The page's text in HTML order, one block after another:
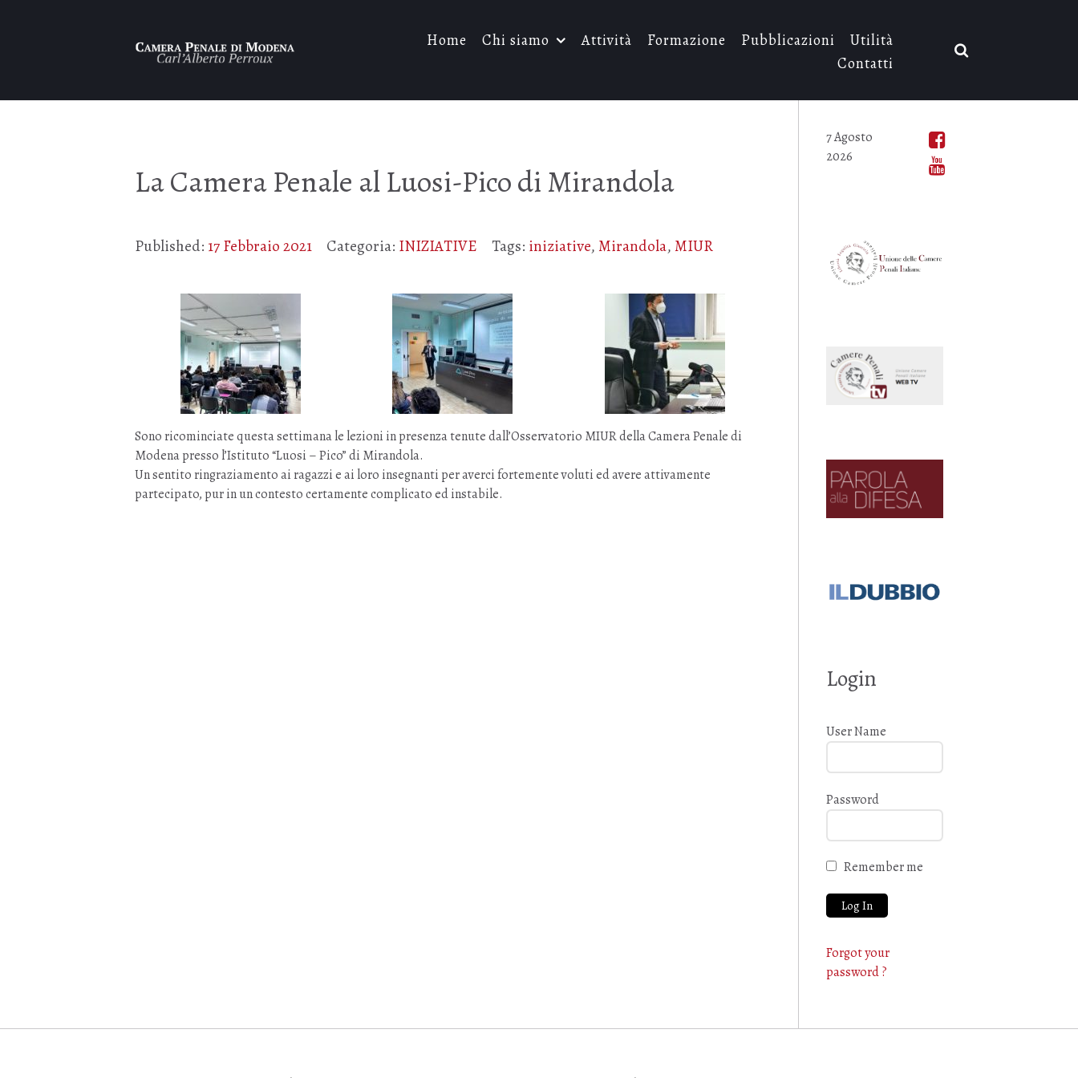
Home Chi siamo Attività Formazione Pubblicazioni
Utilità
Contatti
La Camera Penale al Luosi-Pico di Mirandola
Published: 17 Febbraio 2021 Categoria: INIZIATIVE Tags: iniziative, Mirandola, MIUR
Sono ricominciate questa settimana le lezioni in presenza tenute dall’Osservatorio MIUR della Camera Penale di
Modena presso l’Istituto “Luosi – Pico” di Mirandola.
Un sentito ringraziamento ai ragazzi e ai loro insegnanti per averci fortemente voluti ed avere attivamente
partecipato, pur in un contesto certamente complicato ed instabile.
7 Agosto
2026
Login
User Name
Password
Remember me
Forgot your
password ?